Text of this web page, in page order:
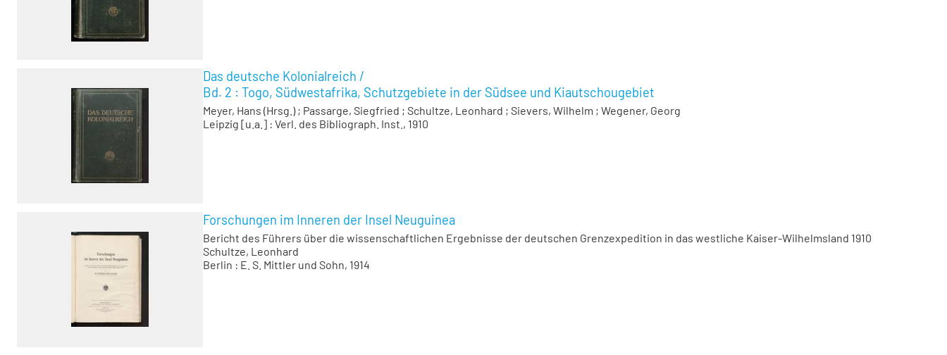
Das deutsche Kolonialreich /
Bd. 2 : Togo, Südwestafrika, Schutzgebiete in der Südsee und Kiautschougebiet
Meyer, Hans (Hrsg.); Passarge, Siegfried ; Schultze, Leonhard ; Sievers, Wilhelm ; Wegener, Georg
Leipzig [u.a.] : Verl. des Bibliograph. Inst., 1910
Forschungen im Inneren der Insel Neuguinea
Bericht des Führers über die wissenschaftlichen Ergebnisse der deutschen Grenzexpedition in das westliche Kaiser-Wilhelmsland 1910
Schultze, Leonhard
Berlin : E. S. Mittler und Sohn, 1914